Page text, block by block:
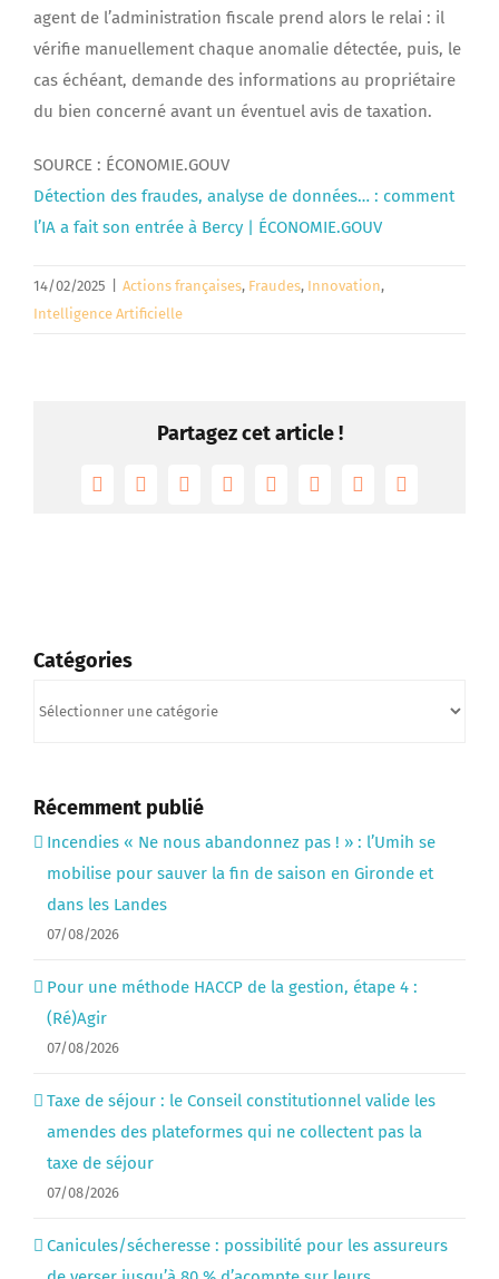
agent de l’administration fiscale prend alors le relai : il
vérifie manuellement chaque anomalie détectée, puis, le
cas échéant, demande des informations au propriétaire
du bien concerné avant un éventuel avis de taxation.
SOURCE : ÉCONOMIE.GOUV
Détection des fraudes, analyse de données… : comment
l’IA a fait son entrée à Bercy | ÉCONOMIE.GOUV
14/02/2025 Actions françaises, Fraudes, Innovation,
Intelligence Artificielle
Partagez cet article !
FacebookTwitterRedditLinkedInTumblrPinterest
Vk Email
Catégories
Récemment publié
Incendies « Ne nous abandonnez pas ! » : l’Umih se
mobilise pour sauver la fin de saison en Gironde et
dans les Landes
07/08/2026
Pour une méthode HACCP de la gestion, étape 4 :
(Ré)Agir
07/08/2026
Taxe de séjour : le Conseil constitutionnel valide les
amendes des plateformes qui ne collectent pas la
taxe de séjour
07/08/2026
Canicules/sécheresse : possibilité pour les assureurs